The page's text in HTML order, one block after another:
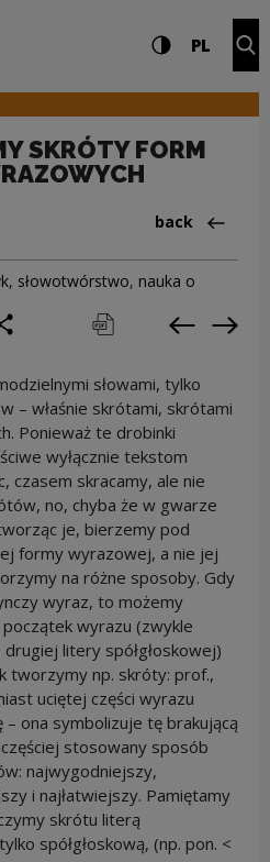
Settings and search
High contrast
PL
SKRÓTY FORM
Back
back
, słowotwórstwo, nauka o
print pobierz Previous
słowami, tylko
– właśnie skrótami, skrótami
Ponieważ te drobinki
wyłącznie tekstom
czasem skracamy, ale nie
no, chyba że w gwarze
je, bierzemy pod
formy wyrazowej, a nie jej
na różne sposoby. Gdy
wyraz, to możemy
wyrazu (zwykle
litery spółgłoskowej)
tworzymy np. skróty: prof.,
uciętej części wyrazu
– ona symbolizuje tę brakującą
stosowany sposób
najwygodniejszy,
i najłatwiejszy. Pamiętamy
skrótu literą
spółgłoskową, (np. pon. <